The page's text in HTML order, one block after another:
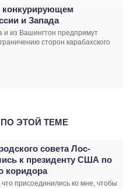
конкурирующем
и Запада
и из Вашингтон предпримут
сторон карабахского
ЭТОЙ ТЕМЕ
совета Лос-
к президенту США по
коридора
присоединились ко мне, чтобы